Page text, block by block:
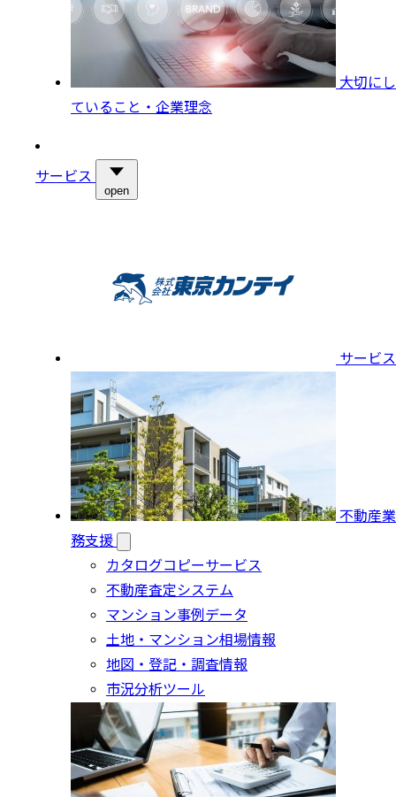
大切にし
ていること・企業理念
サービス
open
サービス
不動産業
務支援
カタログコピーサービス
不動産査定システム
マンション事例データ
土地・マンション相場情報
地図・登記・調査情報
市況分析ツール